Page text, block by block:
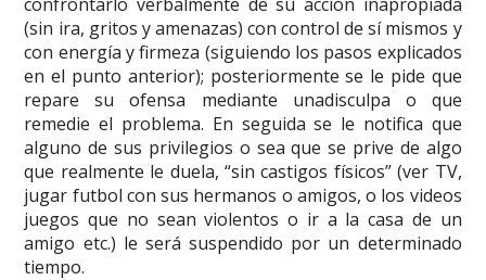
(sin ira, gritos y amenazas) con control de sí mismos y
con energía y firmeza (siguiendo los pasos explicados
en el punto anterior); posteriormente se le pide que
repare su ofensa mediante unadisculpa o que
remedie el problema. En seguida se le notifica que
alguno de sus privilegios o sea que se prive de algo
que realmente le duela, “sin castigos físicos” (ver TV,
jugar futbol con sus hermanos o amigos, o los videos
juegos que no sean violentos o ir a la casa de un
amigo etc.) le será suspendido por un determinado
tiempo.